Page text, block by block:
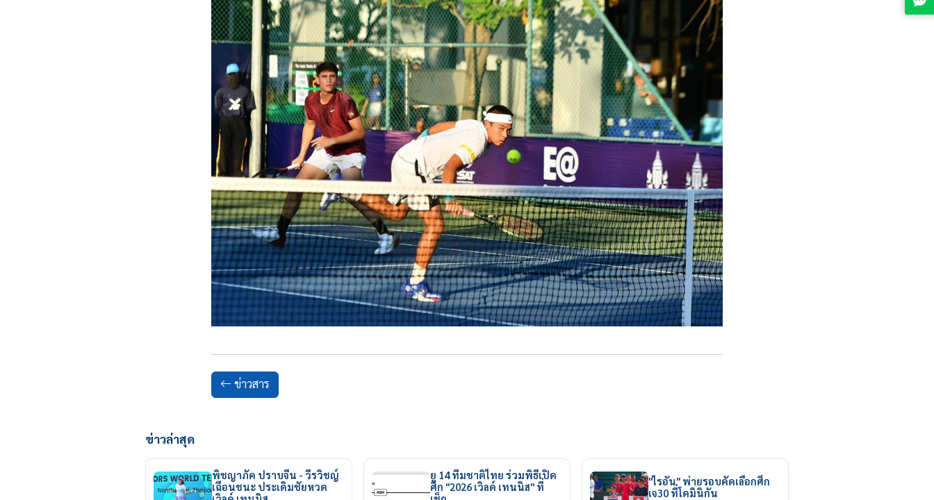
ข่าวสาร
ข่าวล่าสุด
พิชญาภัค ปราบจีน - วีรวิชญ์
เฉือนชนะ ประเดิมชัยหวด
ยู 14 ทีมชาติไทย ร่วมพิธีเปิด
ศึก "2026 เวิลด์ เทนนิส" ที่
"ไรอัน" พ่ายรอบคัดเลือกศึก
เจ30 ที่โดมินิกัน